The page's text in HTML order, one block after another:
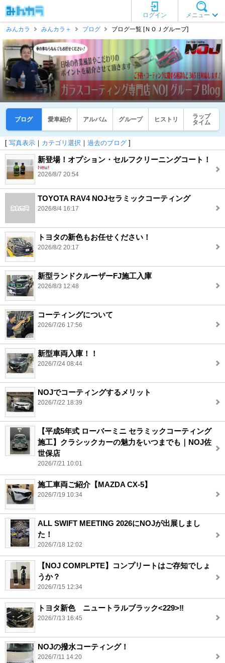
メニュー
ログイン
みんカラ
みんカラ＋ ブログ ブログ一覧 [ＮＯＪグループ]
ブログ 愛車紹介 アルバム グループ ヒストリ
ラップ
タイム
[ 写真表示 ｜ カテゴリ選択 ｜ 過去のブログ ]
新登場！オプション・セルフクリーニングコート！
2026/8/7 20:54
TOYOTA RAV4 NOJセラミックコーティング
2026/8/4 16:17
トヨタの新色もお任せください！
2026/8/2 20:17
新型ランドクルーザーFJ施工入庫
2026/8/3 12:48
コーティングについて
2026/7/26 17:56
新型車両入庫！！
2026/7/24 08:44
NOJでコーティングするメリット
2026/7/22 18:39
【平成5年式 ローバーミニ セラミックコーティング
施工】クラシックカーの魅力をいつまでも｜NOJ佐
世保店
2026/7/21 10:01
施工車両ご紹介【MAZDA CX-5】
2026/7/19 10:34
ALL SWIFT MEETING 2026にNOJが出展しまし
た！
2026/7/18 12:02
【NOJ COMPLPTE】コンプリートはご存知でしょ
うか？
2026/7/15 12:34
トヨタ新色 ニュートラルブラック<229>‼️
2026/7/13 16:45
NOJの撥水コーティング！
2026/7/11 14:20